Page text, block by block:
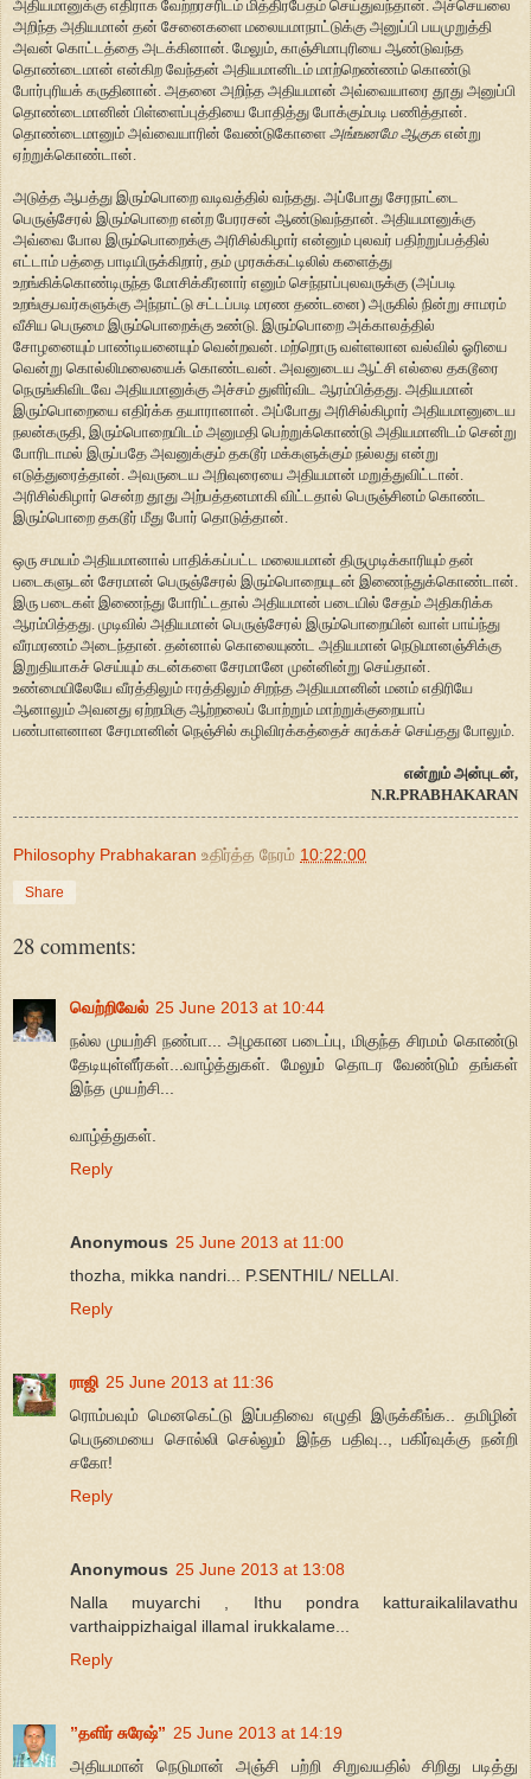
அதியமானுக்கு எதிராக வேற்றரசரிடம் மித்திரபேதம் செய்துவந்தான். அச்செயலை
அறிந்த அதியமான் தன் சேனைகளை மலையமாநாட்டுக்கு அனுப்பி பயமுறுத்தி
அவன் கொட்டத்தை அடக்கினான். மேலும், காஞ்சிமாபுரியை ஆண்டுவந்த
தொண்டைமான் என்கிற வேந்தன் அதியமானிடம் மாற்றெண்ணம் கொண்டு
போர்புரியக் கருதினான். அதனை அறிந்த அதியமான் அவ்வையாரை தூது அனுப்பி
தொண்டைமானின் பிள்ளைப்புத்தியை போதித்து போக்கும்படி பணித்தான்.
தொண்டைமானும் அவ்வையாரின் வேண்டுகோளை அங்ஙனமே ஆகுக என்று
ஏற்றுக்கொண்டான்.
அடுத்த ஆபத்து இரும்பொறை வடிவத்தில் வந்தது. அப்போது சேரநாட்டை
பெருஞ்சேரல் இரும்பொறை என்ற பேரரசன் ஆண்டுவந்தான். அதியமானுக்கு
அவ்வை போல இரும்பொறைக்கு அரிசில்கிழார் என்னும் புலவர் பதிற்றுப்பத்தில்
எட்டாம் பத்தை பாடியிருக்கிறார், தம் முரசுக்கட்டிலில் களைத்து
உறங்கிக்கொண்டிருந்த மோசிக்கீரனார் எனும் செந்நாப்புலவருக்கு (அப்படி
உறங்குபவர்களுக்கு அந்நாட்டு சட்டப்படி மரண தண்டனை) அருகில் நின்று சாமரம்
வீசிய பெருமை இரும்பொறைக்கு உண்டு. இரும்பொறை அக்காலத்தில்
சோழனையும் பாண்டியனையும் வென்றவன். மற்றொரு வள்ளலான வல்வில் ஓரியை
வென்று கொல்லிமலையைக் கொண்டவன். அவனுடைய ஆட்சி எல்லை தகடூரை
நெருங்கிவிடவே அதியமானுக்கு அச்சம் துளிர்விட ஆரம்பித்தது. அதியமான்
இரும்பொறையை எதிர்க்க தயாரானான். அப்போது அரிசில்கிழார் அதியமானுடைய
நலன்கருதி, இரும்பொறையிடம் அனுமதி பெற்றுக்கொண்டு அதியமானிடம் சென்று
போரிடாமல் இருப்பதே அவனுக்கும் தகடூர் மக்களுக்கும் நல்லது என்று
எடுத்துரைத்தான். அவருடைய அறிவுரையை அதியமான் மறுத்துவிட்டான்.
அரிசில்கிழார் சென்ற தூது அற்பத்தனமாகி விட்டதால் பெருஞ்சினம் கொண்ட
இரும்பொறை தகடூர் மீது போர் தொடுத்தான்.
ஒரு சமயம் அதியமானால் பாதிக்கப்பட்ட மலையமான் திருமுடிக்காரியும் தன்
படைகளுடன் சேரமான் பெருஞ்சேரல் இரும்பொறையுடன் இணைந்துக்கொண்டான்.
இரு படைகள் இணைந்து போரிட்டதால் அதியமான் படையில் சேதம் அதிகரிக்க
ஆரம்பித்தது. முடிவில் அதியமான் பெருஞ்சேரல் இரும்பொறையின் வாள் பாய்ந்து
வீரமரணம் அடைந்தான். தன்னால் கொலையுண்ட அதியமான் நெடுமானஞ்சிக்கு
இறுதியாகச் செய்யும் கடன்களை சேரமானே முன்னின்று செய்தான்.
உண்மையிலேயே வீரத்திலும் ஈரத்திலும் சிறந்த அதியமானின் மனம் எதிரியே
ஆனாலும் அவனது ஏற்றமிகு ஆற்றலைப் போற்றும் மாற்றுக்குறையாப்
பண்பாளனான சேரமானின் நெஞ்சில் கழிவிரக்கத்தைச் சுரக்கச் செய்தது போலும்.
என்றும் அன்புடன்,
N.R.PRABHAKARAN
Philosophy Prabhakaran உதிர்த்த நேரம் 10:22:00
Share
28 comments:
வெற்றிவேல் 25 June 2013 at 10:44
நல்ல முயற்சி நண்பா... அழகான படைப்பு, மிகுந்த சிரமம் கொண்டு
தேடியுள்ளீர்கள்...வாழ்த்துகள். மேலும் தொடர வேண்டும் தங்கள்
இந்த முயற்சி...
வாழ்த்துகள்.
Reply
Anonymous 25 June 2013 at 11:00
thozha, mikka nandri... P.SENTHIL/ NELLAI.
Reply
ராஜி 25 June 2013 at 11:36
ரொம்பவும் மெனகெட்டு இப்பதிவை எழுதி இருக்கீங்க.. தமிழின்
பெருமையை சொல்லி செல்லும் இந்த பதிவு.., பகிர்வுக்கு நன்றி
சகோ!
Reply
Anonymous 25 June 2013 at 13:08
Nalla muyarchi , Ithu pondra katturaikalilavathu
varthaippizhaigal illamal irukkalame...
Reply
”தளிர் சுரேஷ்” 25 June 2013 at 14:19
அதியமான் நெடுமான் அஞ்சி பற்றி சிறுவயதில் சிறிது படித்து